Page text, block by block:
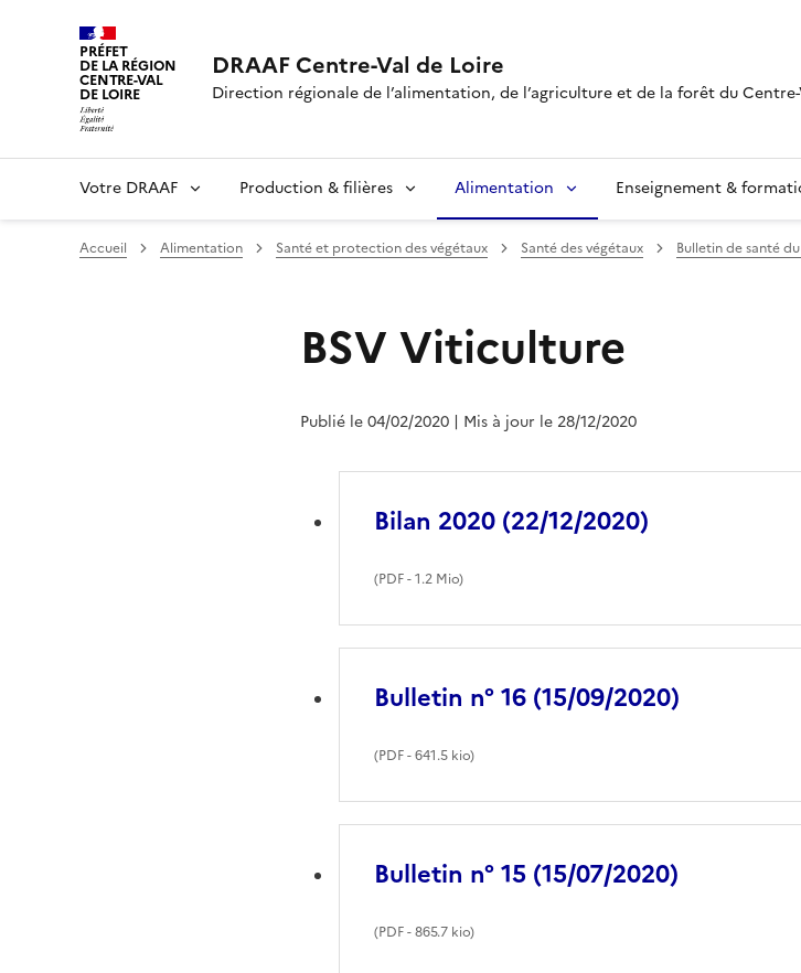
PRÉFET
DE LA RÉGION
CENTRE-VAL
DE LOIRE
DRAAF Centre-Val de Loire
Direction régionale de l’alimentation, de l’agriculture et de la forêt du
Votre DRAAF Production & filières Alimentation Enseignement &
Accueil Alimentation Santé et protection des végétaux Santé des végétaux Bulletin de santé
BSV Viticulture
Publié le 04/02/2020 | Mis à jour le 28/12/2020
Bilan 2020 (22/12/2020)
(PDF- 1.2 Mio)
Bulletin n° 16 (15/09/2020)
(PDF- 641.5 kio)
Bulletin n° 15 (15/07/2020)
(PDF- 865.7 kio)